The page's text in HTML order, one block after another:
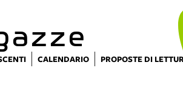
e
CALENDARIO PROPOSTE DI